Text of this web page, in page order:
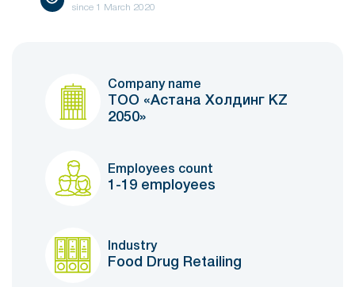
since 1 March 2020
Company name
ТОО «Астана Холдинг KZ
2050»
Employees count
1-19 employees
Industry
Food Drug Retailing